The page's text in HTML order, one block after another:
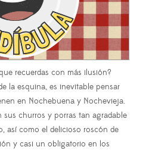
recuerdas con más ilusión?
la esquina, es inevitable pensar
en Nochebuena y Nochevieja.
churros y porras tan agradable
así como el delicioso roscón de
y casi un obligatorio en los